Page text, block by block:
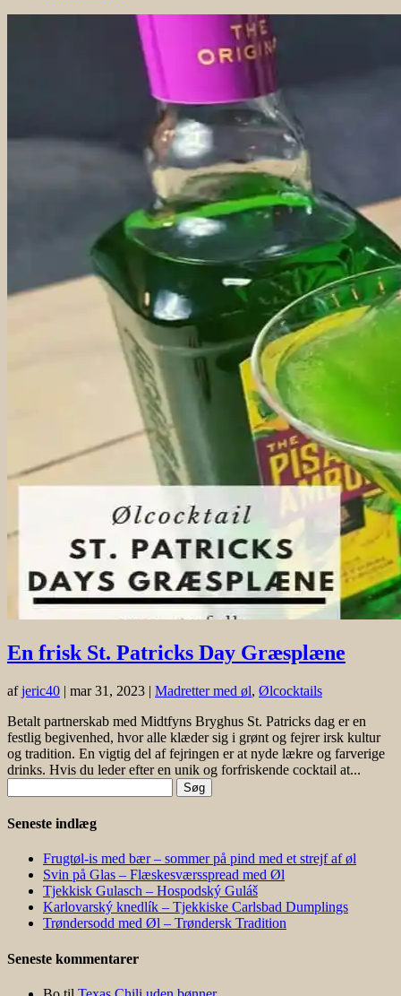
En frisk St. Patricks Day Græsplæne
afjeric40 | mar 31, 2023 | Madretter med øl, Ølcocktails
Betalt partnerskab med Midtfyns Bryghus St. Patricks dag er en
festlig begivenhed, hvor alle klæder sig i grønt og fejrer irsk kultur
og tradition. En vigtig del af fejringen er at nyde lækre og farverige
drinks. Hvis du leder efter en unik og forfriskende cocktail at...
efter:
Seneste indlæg
Frugtøl-is med bær – sommer på pind med et strejf af øl
Svin på Glas – Flæskesværsspread med Øl
Tjekkisk Gulasch – Hospodský Guláš
Karlovarský knedlík – Tjekkiske Carlsbad Dumplings
Trøndersodd med Øl – Trøndersk Tradition
Seneste kommentarer